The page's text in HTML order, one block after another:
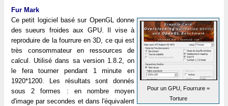
Fur Mark
Pour un GPU, Fourrure =
Torture
Ce petit logiciel basé sur OpenGL donne
des sueurs froides aux GPU. Il vise à
reproduire de la fourrure en 3D, ce qui est
très consommateur en ressources de
calcul. Utilisé dans sa version 1.8.2, on
le fera tourner pendant 1 minute en
1920*1200. Les résultats sont donnés
sous 2 formes : en nombre moyen
d'image par secondes et dans l'équivalent